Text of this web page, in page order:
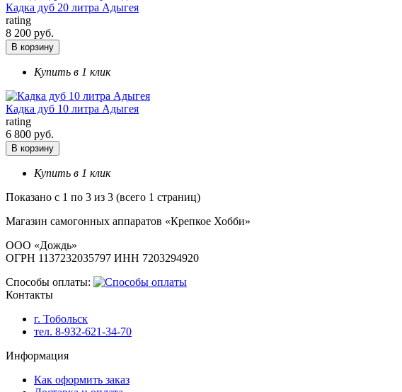
Кадка дуб 20 литра Адыгея
rating
8 200 руб.
В корзину
Купить в 1 клик
Кадка дуб 10 литра Адыгея
rating
6 800 руб.
В корзину
Купить в 1 клик
Показано с 1 по 3 из 3 (всего 1 страниц)
Магазин самогонных аппаратов «Крепкое Хобби»
ООО «Дождь»
ОГРН 1137232035797 ИНН 7203294920
Способы оплаты:
Контакты
г. Тобольск
тел. 8-932-621-34-70
Информация
Как оформить заказ